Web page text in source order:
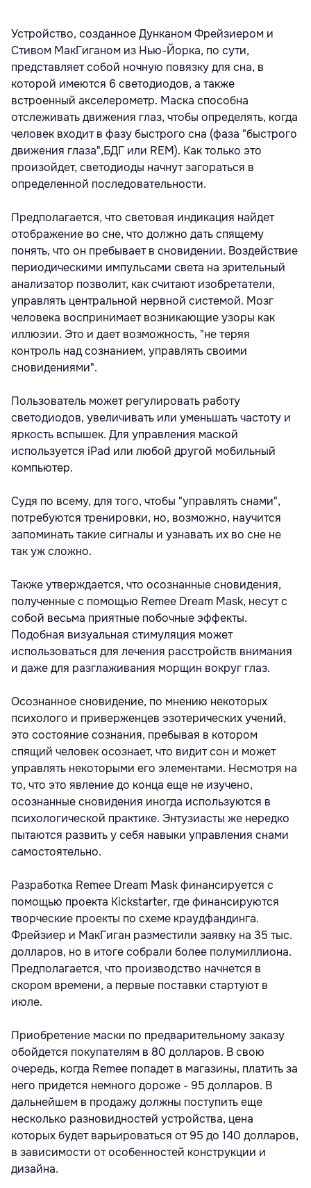
Устройство, созданное Дунканом Фрейзиером и
Стивом МакГиганом из Нью-Йорка, по сути,
представляет собой ночную повязку для сна, в
которой имеются 6 светодиодов, а также
встроенный акселерометр. Маска способна
отслеживать движения глаз, чтобы определять, когда
человек входит в фазу быстрого сна (фаза "быстрого
движения глаза",БДГ или REM). Как только это
произойдет, светодиоды начнут загораться в
определенной последовательности.
Предполагается, что световая индикация найдет
отображение во сне, что должно дать спящему
понять, что он пребывает в сновидении. Воздействие
периодическими импульсами света на зрительный
анализатор позволит, как считают изобретатели,
управлять центральной нервной системой. Мозг
человека воспринимает возникающие узоры как
иллюзии. Это и дает возможность, "не теряя
контроль над сознанием, управлять своими
сновидениями".
Пользователь может регулировать работу
светодиодов, увеличивать или уменьшать частоту и
яркость вспышек. Для управления маской
используется iPad или любой другой мобильный
компьютер.
Судя по всему, для того, чтобы "управлять снами",
потребуются тренировки, но, возможно, научится
запоминать такие сигналы и узнавать их во сне не
так уж сложно.
Также утверждается, что осознанные сновидения,
полученные с помощью Remee Dream Mask, несут с
собой весьма приятные побочные эффекты.
Подобная визуальная стимуляция может
использоваться для лечения расстройств внимания
и даже для разглаживания морщин вокруг глаз.
Осознанное сновидение, по мнению некоторых
психолого и приверженцев эзотерических учений,
это состояние сознания, пребывая в котором
спящий человек осознает, что видит сон и может
управлять некоторыми его элементами. Несмотря на
то, что это явление до конца еще не изучено,
осознанные сновидения иногда используются в
психологической практике. Энтузиасты же нередко
пытаются развить у себя навыки управления снами
самостоятельно.
Разработка Remee Dream Mask финансируется с
помощью проекта Kickstarter, где финансируются
творческие проекты по схеме краудфандинга.
Фрейзиер и МакГиган разместили заявку на 35 тыс.
долларов, но в итоге собрали более полумиллиона.
Предполагается, что производство начнется в
скором времени, а первые поставки стартуют в
июле.
Приобретение маски по предварительному заказу
обойдется покупателям в 80 долларов. В свою
очередь, когда Remee попадет в магазины, платить за
него придется немного дороже - 95 долларов. В
дальнейшем в продажу должны поступить еще
несколько разновидностей устройства, цена
которых будет варьироваться от 95 до 140 долларов,
в зависимости от особенностей конструкции и
дизайна.